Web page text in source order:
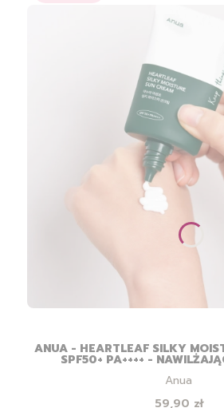
ANUA - HEARTLEAF SILKY
SPF50+ PA++++ -
TWARZY Z FILTREM -
Producent
Anua
Cena
59,90 zł